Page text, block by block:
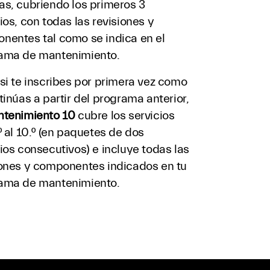
cubriendo los primeros 3
con todas las revisiones y
tal como se indica en el
de mantenimiento.
te inscribes por primera vez como
a partir del programa anterior,
10cubre los servicios
al 10.º (en paquetes de dos
consecutivos) e incluye todas las
y componentes indicados en tu
de mantenimiento.